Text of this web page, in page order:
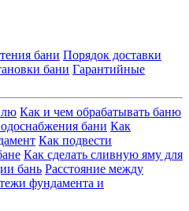
бани Порядок доставки
бани Гарантийные
Как и чем обрабатывать баню
бани Как
Как подвести
Как сделать сливную яму для
бань Расстояние между
фундамента и